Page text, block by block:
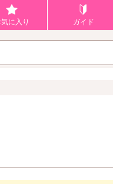
気に入り ガイド